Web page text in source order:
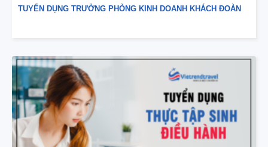
TUYỂN DỤNG TRƯỞNG PHÒNG KINH DOANH KHÁCH ĐOÀN